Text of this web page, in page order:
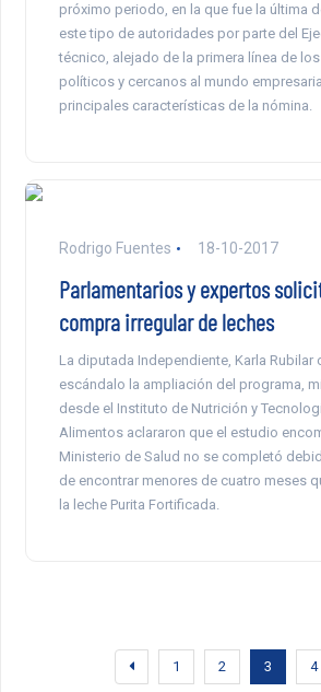
próximo periodo, en la que fue la última
este tipo de autoridades por parte del
técnico, alejado de la primera línea de
políticos y cercanos al mundo
principales características de la nómina.
Rodrigo Fuentes 18-10-2017
Parlamentarios y expertos
compra irregular de leches
La diputada Independiente, Karla Rubilar
escándalo la ampliación del programa,
desde el Instituto de Nutrición y
Alimentos aclararon que el estudio
Ministerio de Salud no se completó
de encontrar menores de cuatro meses
la leche Purita Fortificada.
1 2 3 4